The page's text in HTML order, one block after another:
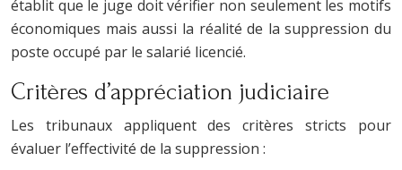
établit que le juge doit vérifier non seulement les motifs
économiques mais aussi la réalité de la suppression du
poste occupé par le salarié licencié.
Critères d’appréciation judiciaire
Les tribunaux appliquent des critères stricts pour
évaluer l’effectivité de la suppression :